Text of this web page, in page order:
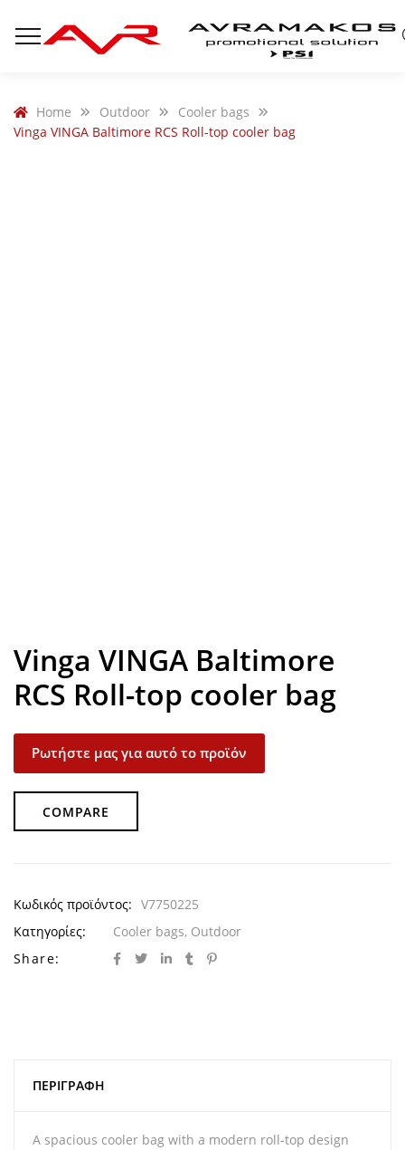
Home Outdoor
Cooler bags
Vinga VINGA Baltimore RCS Roll-top cooler bag
Vinga VINGA Baltimore
RCS Roll-top cooler bag
Ρωτήστε μας για αυτό το προϊόν
COMPARE
Κωδικός προϊόντος: V7750225
Κατηγορίες:
Cooler bags, Outdoor
Share:
ΠΕΡΙΓΡΑΦΉ
A spacious cooler bag with a modern roll-top design